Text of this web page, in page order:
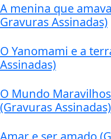
A menina que
Gravuras Assinadas)
O Yanomami e a
Assinadas)
O Mundo
(Gravuras Assinadas)